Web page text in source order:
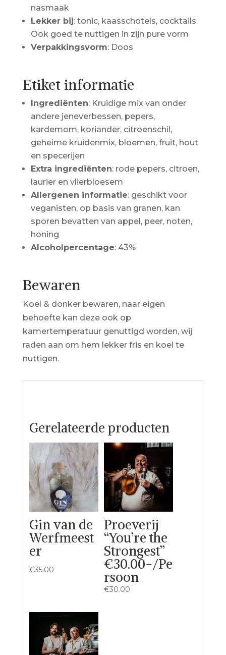
nasmaak
Lekker bij: tonic, kaasschotels, cocktails.
Ook goed te nuttigen in zijn pure vorm
Verpakkingsvorm: Doos
Etiket informatie
Ingrediënten: Kruidige mix van onder
andere jeneverbessen, pepers,
kardemom, koriander, citroenschil,
geheime kruidenmix, bloemen, fruit, hout
en specerijen
Extra ingrediënten: rode pepers, citroen,
laurier en vlierbloesem
Allergenen informatie: geschikt voor
veganisten, op basis van granen, kan
sporen bevatten van appel, peer, noten,
honing
Alcoholpercentage: 43%
Bewaren
Koel & donker bewaren, naar eigen
behoefte kan deze ook op
kamertemperatuur genuttigd worden, wij
raden aan om hem lekker fris en koel te
nuttigen.
Gerelateerde producten
Gin van de
Werfmeest
er
€35.00
Proeverij
“You’re the
Strongest”
€30.00-/Pe
rsoon
€30.00